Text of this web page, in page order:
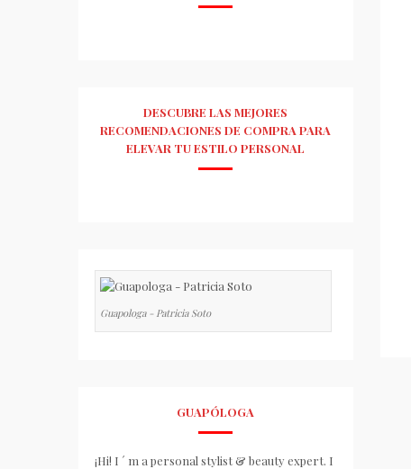
DESCUBRE LAS MEJORES
RECOMENDACIONES DE COMPRA PARA
ELEVAR TU ESTILO PERSONAL
Guapologa - Patricia Soto
GUAPÓLOGA
¡Hi! I ´ m a personal stylist & beauty expert. I